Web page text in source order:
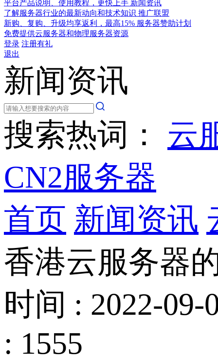
平台产品说明、使用教程，更快上手 新闻资讯
了解服务器行业的最新动向和技术知识 推广联盟
新购、复购、升级均享返利，最高15% 服务器赞助计划
免费提供云服务器和物理服务器资源
登录 注册有礼
退出
新闻资讯
搜索热词： 云
CN2服务器
首页 新闻资讯
香港云服务器
时间 : 2022-09-
: 1555